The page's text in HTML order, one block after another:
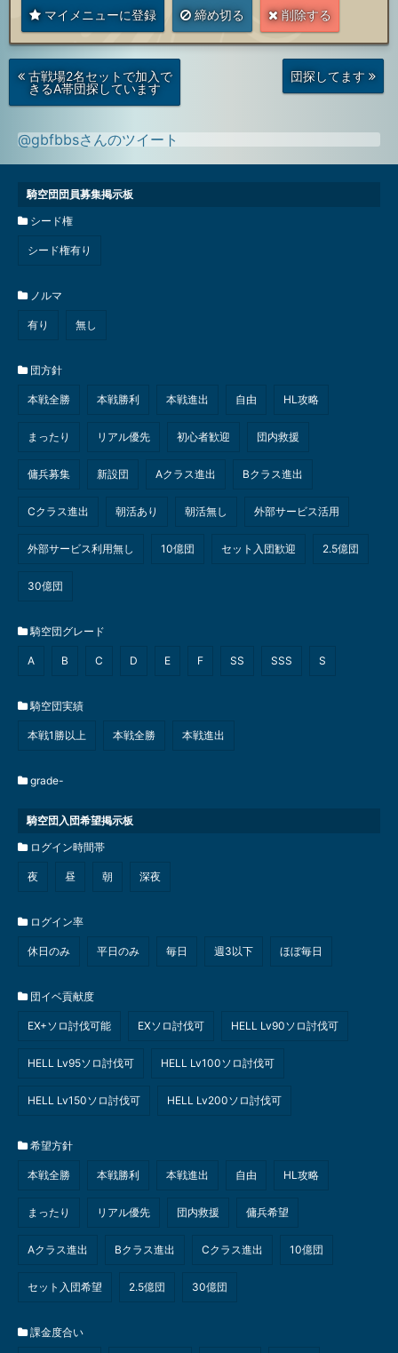
マイメニューに登録 締め切る 削除する
次
の
稿
古戦場2名セットで加入で
きるA帯団探しています
前
の
投
団探してます
@gbfbbsさんのツイート
騎空団団員募集掲示板
シード権
シード権有り
ノルマ
有り 無し
団方針
本戦全勝 本戦勝利 本戦進出 自由 HL攻略
まったり リアル優先 初心者歓迎 団内救援
傭兵募集 新設団 Aクラス進出 Bクラス進出
Cクラス進出 朝活あり 朝活無し 外部サービス活用
外部サービス利用無し 10億団 セット入団歓迎 2.5億団
30億団
騎空団グレード
A B C D E F SS SSS S
騎空団実績
本戦1勝以上 本戦全勝 本戦進出
grade-
騎空団入団希望掲示板
ログイン時間帯
夜 昼 朝 深夜
ログイン率
休日のみ 平日のみ 毎日 週3以下 ほぼ毎日
団イベ貢献度
EX+ソロ討伐可能 EXソロ討伐可 HELL Lv90ソロ討伐可
HELL Lv95ソロ討伐可 HELL Lv100ソロ討伐可
HELL Lv150ソロ討伐可 HELL Lv200ソロ討伐可
希望方針
本戦全勝 本戦勝利 本戦進出 自由 HL攻略
まったり リアル優先 団内救援 傭兵希望
Aクラス進出 Bクラス進出 Cクラス進出 10億団
セット入団希望 2.5億団 30億団
課金度合い